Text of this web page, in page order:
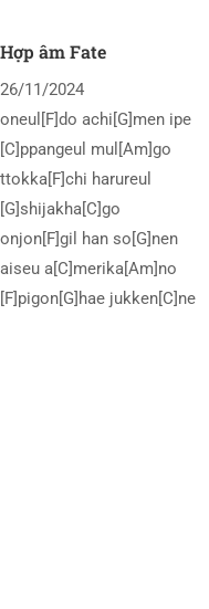
Hợp âm Fate
26/11/2024
oneul[F]do achi[G]men ipe
[C]ppangeul mul[Am]go
ttokka[F]chi harureul
[G]shijakha[C]go
onjon[F]gil han so[G]nen
aiseu a[C]merika[Am]no
[F]pigon[G]hae jukken[C]ne